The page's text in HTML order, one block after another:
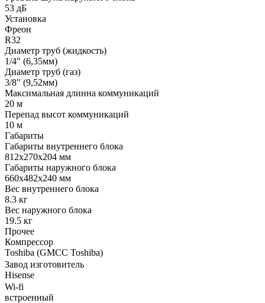
53 дБ
Установка
Фреон
R32
Диаметр труб (жидкость)
1/4" (6,35мм)
Диаметр труб (газ)
3/8" (9,52мм)
Максимальная длинна коммуникаций
20 м
Перепад высот коммуникаций
10 м
Габариты
Габариты внутреннего блока
812x270x204 мм
Габариты наружного блока
660x482x240 мм
Вес внутреннего блока
8.3 кг
Вес наружного блока
19.5 кг
Прочее
Компрессор
Toshiba (GMCC Toshiba)
Завод изготовитель
Hisense
Wi-fi
встроенный